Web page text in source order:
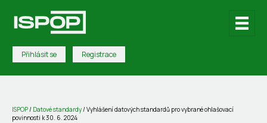
Přihlásit se Registrace
ISPOP/ Datové standardy/Vyhlášení datových standardů pro vybrané ohlašovací
povinnosti k 30. 6. 2024